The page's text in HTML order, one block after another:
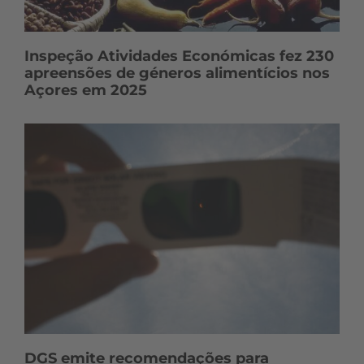
Inspeção Atividades Económicas fez 230
apreensões de géneros alimentícios nos
Açores em 2025
DGS emite recomendações para